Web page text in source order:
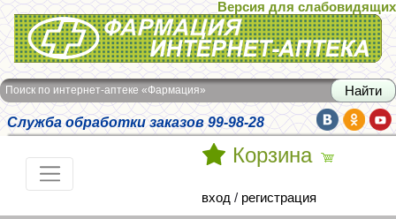
Интернет-аптека Фармация
Версия для слабовидящих
Поиск по интернет-аптеке «Фармация»
Служба обработки заказов 99-98-28
Корзина
вход / регистрация